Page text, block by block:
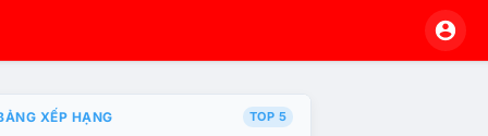
XẾP HẠNG TOP 5